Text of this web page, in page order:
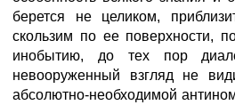
берется не целиком,
скользим по ее поверхности,
инобытию, до тех пор
невооруженный взгляд не
абсолютно-необходимой